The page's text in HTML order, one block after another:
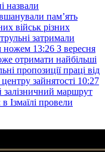
назвали
пам’ять
військ різних
затримали
ножем 13:26 З вересня
отримати найбільші
пропозиції праці від
зайнятості 10:27
маршрут
Ізмаїлі провели